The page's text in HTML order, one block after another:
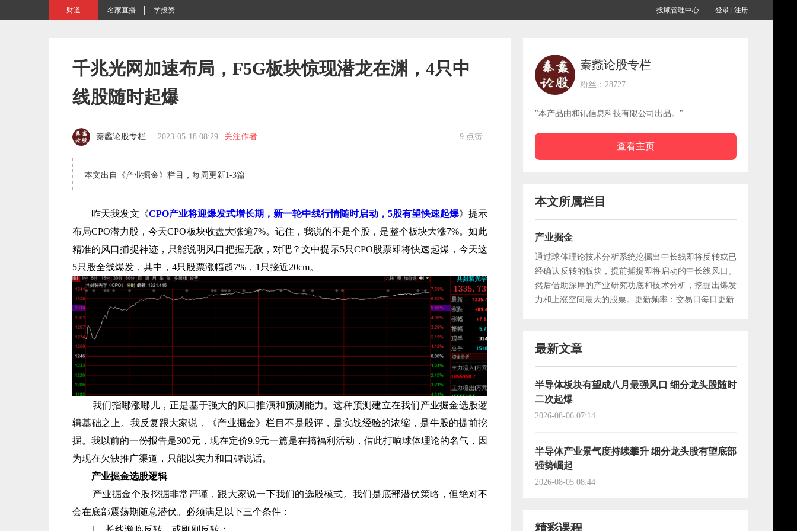
财道 名家直播 学投资 登录 注册
投顾管理中心
千兆光网加速布局，F5G板块惊现潜龙在渊，4只中
线股随时起爆
秦蠡论股专栏 2023-05-18 08:29 关注作者 9 点赞
本文出自《产业掘金》栏目，每周更新1-3篇
昨天我发文《CPO产业将迎爆发式增长期，新一轮中线行情随时启动，5股有望快速起爆》提示
布局CPO潜力股，今天CPO板块收盘大涨逾7%。记住，我说的不是个股，是整个板块大涨7%。如此
精准的风口捕捉神迹，只能说明风口把握无敌，对吧？文中提示5只CPO股票即将快速起爆，今天这
5只股全线爆发，其中，4只股票涨幅超7%，1只接近20cm。
我们指哪涨哪儿，正是基于强大的风口推演和预测能力。这种预测建立在我们产业掘金选股逻
辑基础之上。我反复跟大家说，《产业掘金》栏目不是股评，是实战经验的浓缩，是牛股的提前挖
掘。我以前的一份报告是300元，现在定价9.9元一篇是在搞福利活动，借此打响球体理论的名气，因
为现在欠缺推广渠道，只能以实力和口碑说话。
产业掘金选股逻辑
产业掘金个股挖掘非常严谨，跟大家说一下我们的选股模式。我们是底部潜伏策略，但绝对不
会在底部震荡期随意潜伏。必须满足以下三个条件：
秦蠡论股专栏
粉丝：28727
"本产品由和讯信息科技有限公司出品。"
查看主页
本文所属栏目
产业掘金
通过球体理论技术分析系统挖掘出中长线即将反转或已
经确认反转的板块，提前捕捉即将启动的中长线风口。
然后借助深厚的产业研究功底和技术分析，挖掘出爆发
力和上涨空间最大的股票。更新频率：交易日每日更新
最新文章
半导体板块有望成八月最强风口 细分龙头股随时
二次起爆
2026-08-06 07:14
半导体产业景气度持续攀升 细分龙头股有望底部
强势崛起
2026-08-05 08:44
精彩课程